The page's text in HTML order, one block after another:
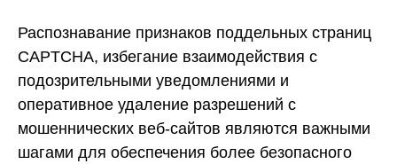
Распознавание признаков поддельных страниц
CAPTCHA, избегание взаимодействия с
подозрительными уведомлениями и
оперативное удаление разрешений с
мошеннических веб-сайтов являются важными
шагами для обеспечения более безопасного